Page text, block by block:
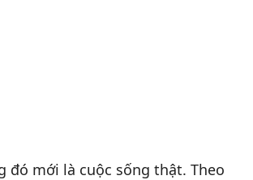
đó mới là cuộc sống thật. Theo